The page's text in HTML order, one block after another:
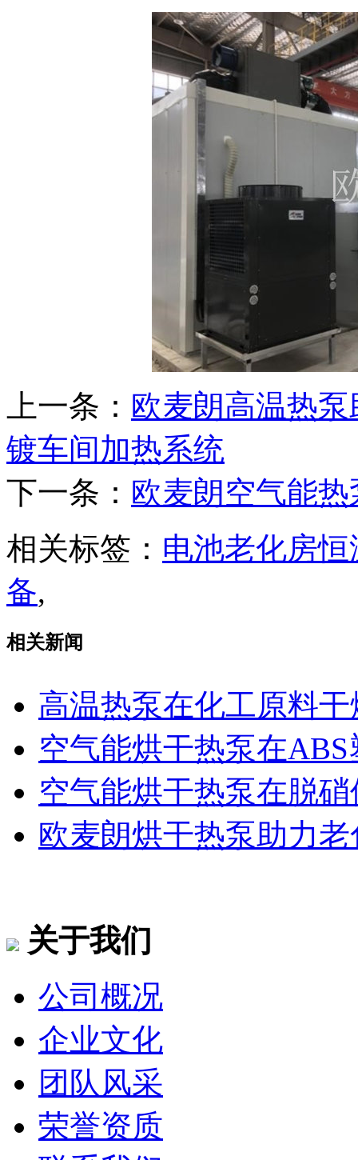
上一条： 欧麦朗高温热
镀车间加热系统
下一条： 欧麦朗空气能
相关标签： 电池老化房恒
备,
相关新闻
高温热泵在化工原料
空气能烘干热泵在
空气能烘干热泵在脱
欧麦朗烘干热泵助力
关于我们
公司概况
企业文化
团队风采
荣誉资质